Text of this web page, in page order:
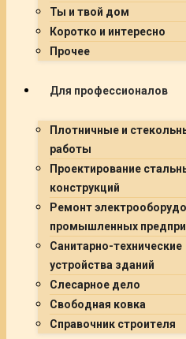
Ты и твой дом
Коротко и интересно
Прочее
Для профессионалов
Плотничные и
работы
Проектирование
конструкций
Ремонт
промышленных
Санитарно-технические
устройства зданий
Слесарное дело
Свободная ковка
Справочник строителя